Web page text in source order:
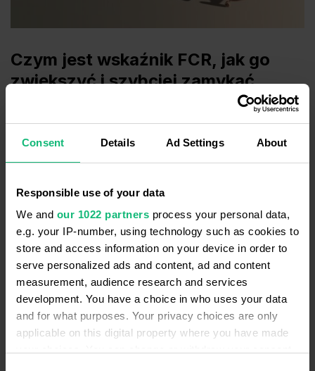
Consent Details Ad Settings About
Responsible use of your data
We and our 1022 partners process your personal data,
e.g. your IP-number, using technology such as cookies to
store and access information on your device in order to
serve personalized ads and content, ad and content
measurement, audience research and services
development. You have a choice in who uses your data
and for what purposes. Your privacy choices are only
applicable on this digital property where you have made
Czym jest wskaźnik FCR, jak go
zwiększyć i szybciej zamykać
współpracę z firmami, które rozwiązują ich zapytania
podczas pierwszej rozmowy telefonicznej.
Natychmiastowe rozwiązywanie potrzeb klientów
zwiększa ich lojalność i przyspiesza sprzedaż. Ale jak
to zrobić?
CASES